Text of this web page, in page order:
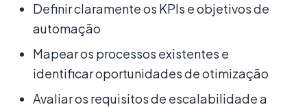
Definir claramente os KPIs e objetivos de
automação
Mapear os processos existentes e
identificar oportunidades de otimização
Avaliar os requisitos de escalabilidade a